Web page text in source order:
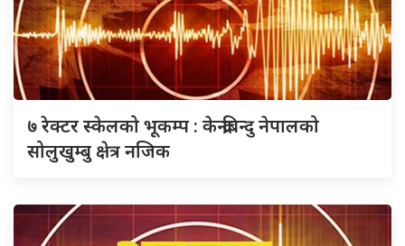
७ रेक्टर स्केलको भूकम्प : केन्द्रबिन्दु नेपालको
सोलुखुम्बु क्षेत्र नजिक